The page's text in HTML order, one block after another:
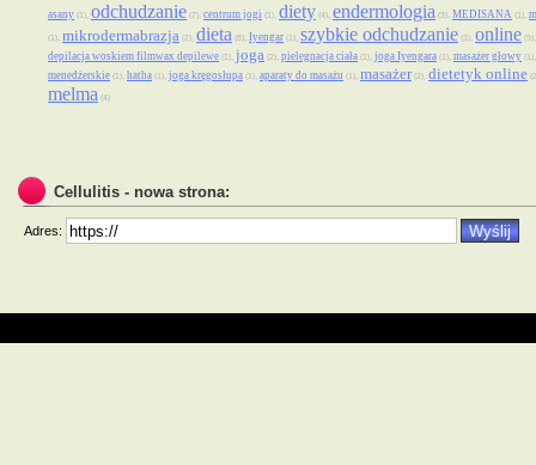
asany (1), odchudzanie (7), centrum jogi (1), diety (4), endermologia (3), MEDISANA (1),
(1), mikrodermabrazja (2), dieta (8), Iyengar (1), szybkie odchudzanie (3), online (9)
depilacja woskiem filmwax depilewe (1), joga (2), pielegnacja ciała (1), joga Iyengara (1), masażer głowy (1)
menedżerskie (1), hatha (1), joga kręgosłupa (1), aparaty do masażu (1), masażer (2), dietetyk online
melma (4)
Cellulitis - nowa strona:
Adres: